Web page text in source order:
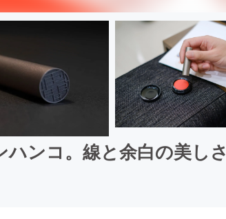
ハンコ。線と余白の美しさ